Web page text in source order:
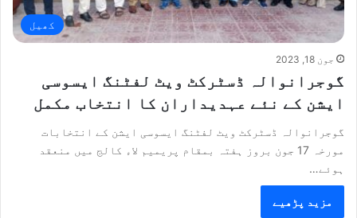
کھیل
جون 18, 2023
گوجرانوالہ ڈسٹرکٹ ویٹ لفٹنگ ایسوسی
ایشن کے نئے عہدیداران کا انتخاب مکمل
گوجرانوالہ ڈسٹرکٹ ویٹ لفٹنگ ایسوسی ایشن کے انتخابات
مورخہ 17 جون بروز ہفتہ بمقام پریمیم لاء کالج میں منعقد
ہوئے…
مزید پڑھیے